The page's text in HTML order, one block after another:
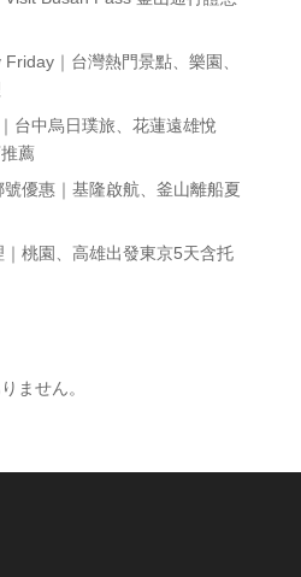
｜台灣熱門景點、樂園、
台中烏日璞旅、花蓮遠雄悅
薦
優惠｜基隆啟航、釜山離船夏
桃園、高雄出發東京5天含托
ません。